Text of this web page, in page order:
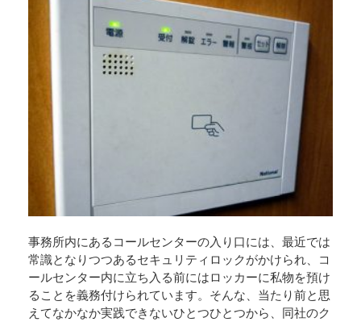
事務所内にあるコールセンターの入り口には、最近では
常識となりつつあるセキュリティロックがかけられ、コ
ールセンター内に立ち入る前にはロッカーに私物を預け
ることを義務付けられています。そんな、当たり前と思
えてなかなか実践できないひとつひとつから、同社のク